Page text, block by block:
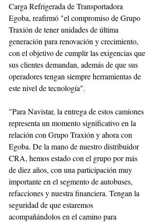
Carga Refrigerada de Transportadora
Egoba, reafirmó "el compromiso de Grupo
Traxión de tener unidades de última
generación para renovación y crecimiento,
con el objetivo de cumplir las exigencias que
sus clientes demandan, además de que sus
operadores tengan siempre herramientas de
este nivel de tecnología".
"Para Navistar, la entrega de estos camiones
representa un momento significativo en la
relación con Grupo Traxión y ahora con
Egoba. De la mano de nuestro distribuidor
CRA, hemos estado con el grupo por más
de diez años, con una participación muy
importante en el segmento de autobuses,
refacciones y nuestra financiera. Tengan la
seguridad de que estaremos
acompañándolos en el camino para